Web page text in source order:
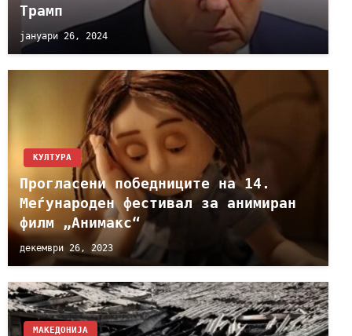
Трамп
јануари 26, 2024
КУЛТУРА
Прогласени победниците на 14.
Mеѓународeн фестивал за анимиран
филм „Анимакс“
декември 26, 2023
МАКЕДОНИЈА